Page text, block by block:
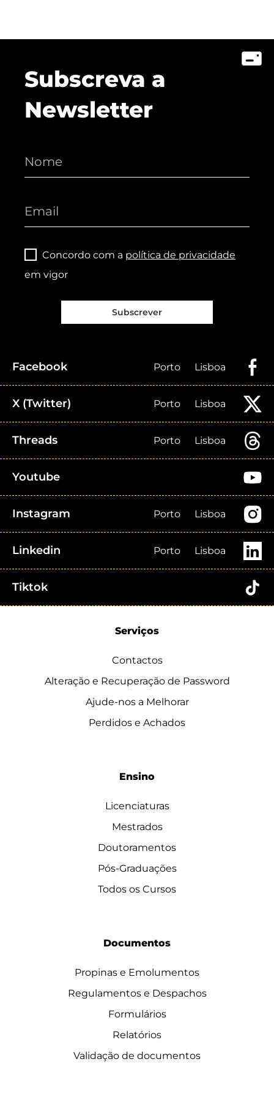
Subscreva a
Newsletter
Concordo com a política de privacidade
em vigor
Subscrever
Facebook Porto Lisboa
X (Twitter) Porto Lisboa
Threads Porto Lisboa
Youtube
Instagram Porto Lisboa
Linkedin Porto Lisboa
Tiktok
Serviços
Contactos
Alteração e Recuperação de Password
Ajude-nos a Melhorar
Perdidos e Achados
Ensino
Licenciaturas
Mestrados
Doutoramentos
Pós-Graduações
Todos os Cursos
Documentos
Propinas e Emolumentos
Regulamentos e Despachos
Formulários
Relatórios
Validação de documentos